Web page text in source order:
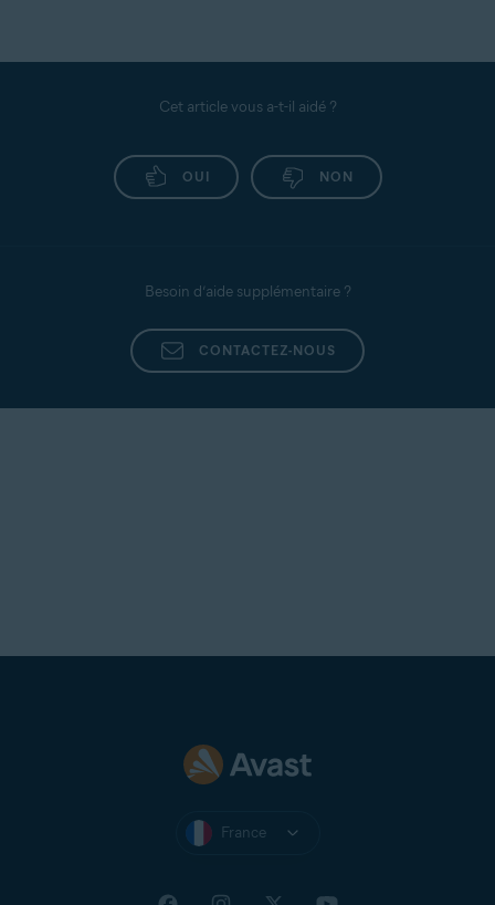
Cet article vous a-t-il aidé ?
OUI NON
Besoin d’aide supplémentaire ?
CONTACTEZ-NOUS
France